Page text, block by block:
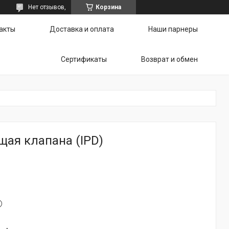
Корзина
Нет отзывов,
Доставка и оплата Наши парнеры
Сертификаты Возврат и обмен
клапана (IPD)